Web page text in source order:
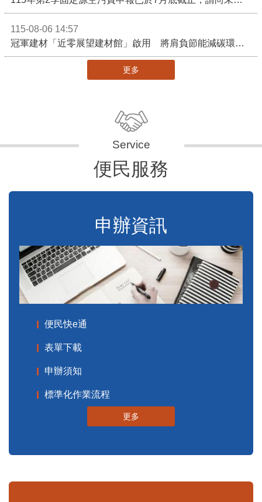
115-08-06 14:57
冠軍建材「近零展望建材館」啟用 將肩負節能減碳環境教育重任
更多
便民服務
申辦資訊
便民快e通
表單下載
申辦須知
標準化作業流程
更多